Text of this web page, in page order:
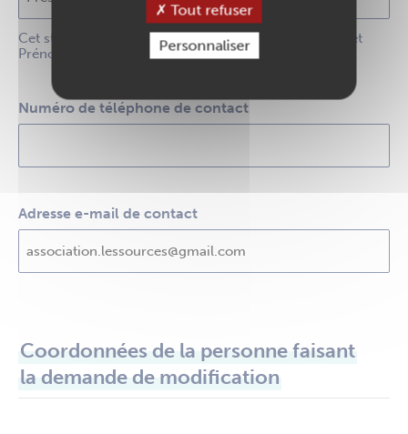
Cet statut ne s'affiche que si le champ "Civilité, Nom et
Prénom du contact" est renseigné
Numéro de téléphone de contact
Adresse e-mail de contact
Coordonnées de la personne faisant
la demande de modification
Tout refuser
Personnaliser